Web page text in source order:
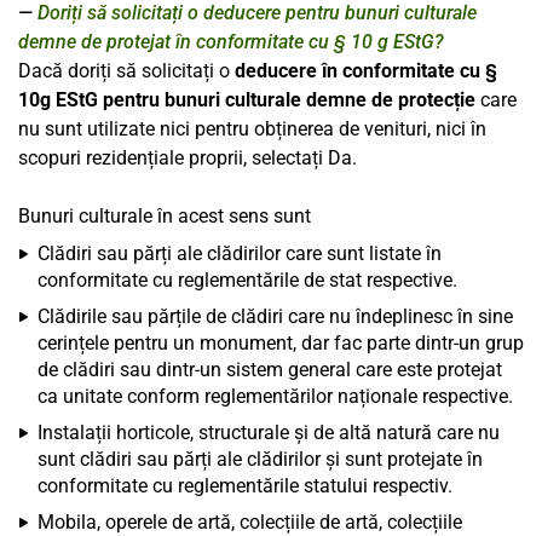
Doriți să solicitați o deducere pentru bunuri culturale
demne de protejat în conformitate cu § 10 g EStG?
Dacă doriți să solicitați o deducere în conformitate cu §
10g EStG pentru bunuri culturale demne de protecție care
nu sunt utilizate nici pentru obținerea de venituri, nici în
scopuri rezidențiale proprii, selectați Da.
Bunuri culturale în acest sens sunt
Clădiri sau părți ale clădirilor care sunt listate în
conformitate cu reglementările de stat respective.
Clădirile sau părțile de clădiri care nu îndeplinesc în sine
cerințele pentru un monument, dar fac parte dintr-un grup
de clădiri sau dintr-un sistem general care este protejat
ca unitate conform reglementărilor naționale respective.
Instalații horticole, structurale și de altă natură care nu
sunt clădiri sau părți ale clădirilor și sunt protejate în
conformitate cu reglementările statului respectiv.
Mobila, operele de artă, colecțiile de artă, colecțiile